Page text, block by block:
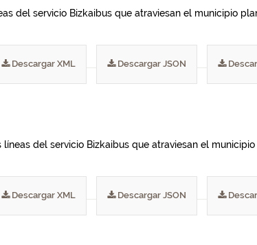
del servicio Bizkaibus que atraviesan el municipio
Descargar XML Descargar JSON
del servicio Bizkaibus que atraviesan el
Descargar XML Descargar JSON